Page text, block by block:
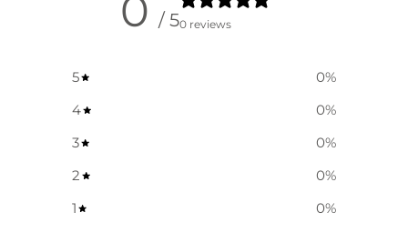
0 / 50 reviews
5 0%
4
0%
3
0%
2
0%
1
0%